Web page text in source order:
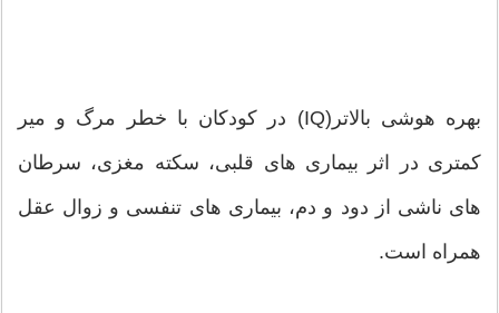
بهره هوشی بالاتر(IQ) در کودکان با خطر مرگ و میر
کمتری در اثر بیماری های قلبی، سکته مغزی، سرطان
های ناشی از دود و دم، بیماری های تنفسی و زوال عقل
همراه است.